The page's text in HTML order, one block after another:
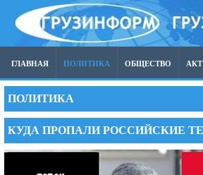
ГЛАВНАЯ ПОЛИТИКА ОБЩЕСТВО
ПОЛИТИКА
КУДА ПРОПАЛИ РОССИЙСКИЕ